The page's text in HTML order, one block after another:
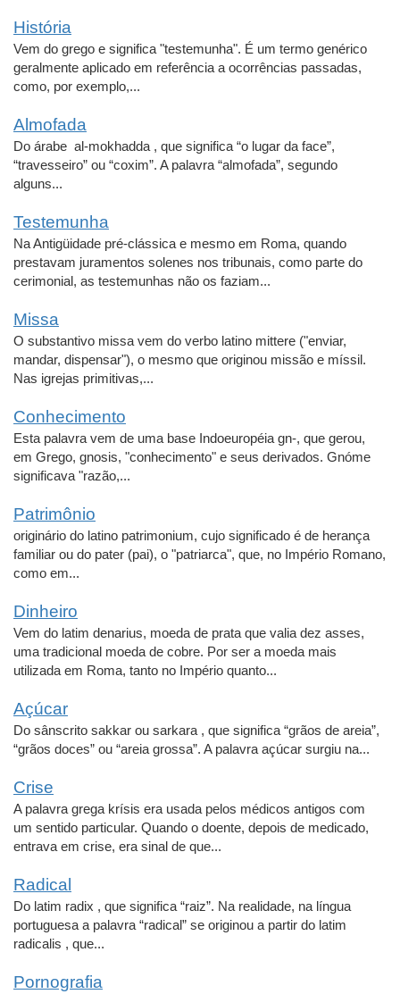
História
Vem do grego e significa "testemunha". É um termo genérico
geralmente aplicado em referência a ocorrências passadas,
como, por exemplo,...
Almofada
Do árabe al-mokhadda , que significa “o lugar da face”,
“travesseiro” ou “coxim”. A palavra “almofada”, segundo
alguns...
Testemunha
Na Antigüidade pré-clássica e mesmo em Roma, quando
prestavam juramentos solenes nos tribunais, como parte do
cerimonial, as testemunhas não os faziam...
Missa
O substantivo missa vem do verbo latino mittere ("enviar,
mandar, dispensar"), o mesmo que originou missão e míssil.
Nas igrejas primitivas,...
Conhecimento
Esta palavra vem de uma base Indoeuropéia gn-, que gerou,
em Grego, gnosis, "conhecimento" e seus derivados. Gnóme
significava "razão,...
Patrimônio
originário do latino patrimonium, cujo significado é de herança
familiar ou do pater (pai), o "patriarca", que, no Império Romano,
como em...
Dinheiro
Vem do latim denarius, moeda de prata que valia dez asses,
uma tradicional moeda de cobre. Por ser a moeda mais
utilizada em Roma, tanto no Império quanto...
Açúcar
Do sânscrito sakkar ou sarkara , que significa “grãos de areia”,
“grãos doces” ou “areia grossa”. A palavra açúcar surgiu na...
Crise
A palavra grega krísis era usada pelos médicos antigos com
um sentido particular. Quando o doente, depois de medicado,
entrava em crise, era sinal de que...
Radical
Do latim radix , que significa “raiz”. Na realidade, na língua
portuguesa a palavra “radical” se originou a partir do latim
radicalis , que...
Pornografia